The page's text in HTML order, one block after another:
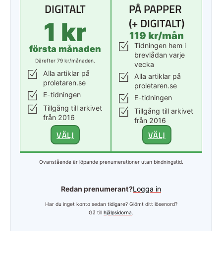
DIGITALT
1 kr
första månaden
Därefter 79 kr/månaden.
Alla artiklar på
proletaren.se
E-tidningen
Tillgång till arkivet
från 2016
VÄLJ
PÅ PAPPER
(+ DIGITALT)
119 kr/mån
Tidningen hem i
brevlådan varje
vecka
Alla artiklar på
proletaren.se
E-tidningen
Tillgång till arkivet
från 2016
VÄLJ
Ovanstående är löpande prenumerationer utan bindningstid.
Redan prenumerant?Logga in
Har du inget konto sedan tidigare? Glömt ditt lösenord?
Gå till hjälpsidorna.